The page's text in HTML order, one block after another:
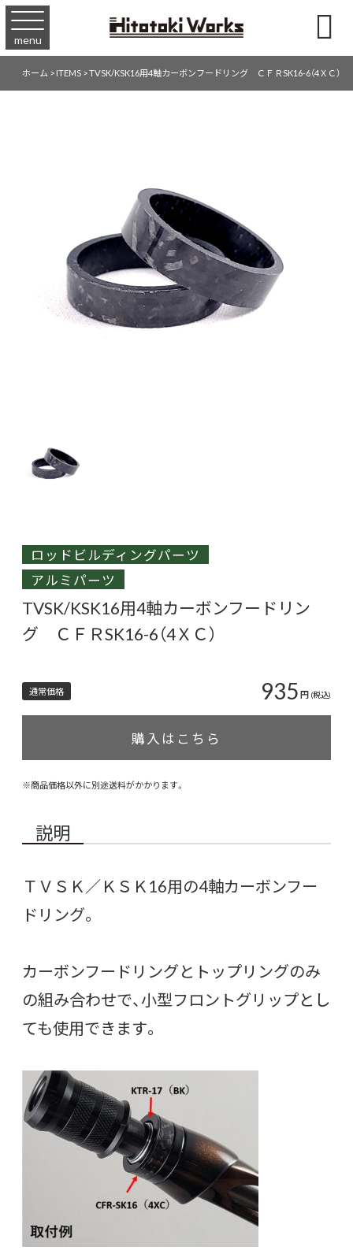
menu 
ホーム>ITEMS>TVSK/KSK16用4軸カーボンフードリング ＣＦＲSK16-6（4ＸＣ）
ロッドビルディングパーツ
アルミパーツ
TVSK/KSK16用4軸カーボンフードリン
グ ＣＦＲSK16-6（4ＸＣ）
通常価格 935円 (税込)
購入はこちら
※商品価格以外に別途送料がかかります。
説明
ＴＶＳＫ／ＫＳＫ16用の4軸カーボンフー
ドリング。
カーボンフードリングとトップリングのみ
の組み合わせで、小型フロントグリップとし
ても使用できます。